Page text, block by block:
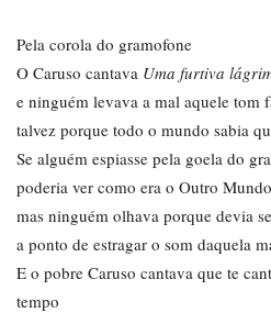
Pela corola do gramofone
O Caruso cantava Uma furtiva
e ninguém levava a mal aquele tom
talvez porque todo o mundo sabia
Se alguém espiasse pela goela do
poderia ver como era o Outro
mas ninguém olhava porque devia
a ponto de estragar o som daquela
E o pobre Caruso cantava que te
tempo